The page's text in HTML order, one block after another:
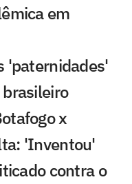
em
'paternidades'
x
'Inventou'
contra o